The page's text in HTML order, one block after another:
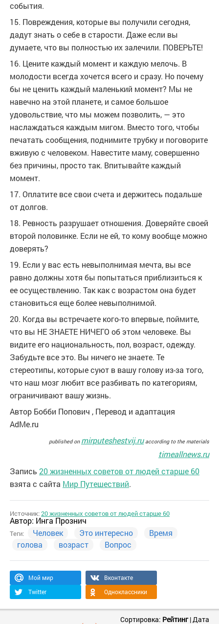
события.
15. Повреждения, которые вы получили сегодня,
дадут знать о себе в старости. Даже если вы
думаете, что вы полностью их залечили. ПОВЕРЬТЕ!
16. Цените каждый момент и каждую мелочь. В
молодости всегда хочется всего и сразу. Но почему
бы не ценить каждый маленький момент? Мы не
навечно на этой планете, и самое большое
удовольствие, что мы можем позволить, — это
наслаждаться каждым мигом. Вместо того, чтобы
печатать сообщения, поднимите трубку и поговорите
вживую с человеком. Навестите маму, совершенно
без причины, просто так. Впитывайте каждый
момент.
17. Оплатите все свои счета и держитесь подальше
от долгов.
18. Ревность разрушает отношения. Доверяйте своей
второй половинке. Если не ей, то кому вообще можно
доверять?
19. Если у вас есть невыполнимая мечта, вы все
равно должны хотя бы попытаться приблизиться к
ее осуществлению. Так как с возрастом она будет
становиться еще более невыполнимой.
20. Когда вы встречаете кого-то впервые, поймите,
что вы НЕ ЗНАЕТЕ НИЧЕГО об этом человеке. Вы
видите его национальность, пол, возраст, одежду.
Забудьте все это. Вы ничего не знаете. Те
стереотипы, которые суют в вашу голову из-за того,
что наш мозг любит все разбивать по категориям,
ограничивают вашу жизнь.
Автор Бобби Попович , Перевод и адаптация
AdMe.ru
published on mirputeshestvij.ruaccording to the materials
timeallnews.ru
Запись 20 жизненных советов от людей старше 60
взята с сайта Мир Путешествий.
Источник:20 жизненных советов от людей старше 60
Автор: Инга Прознич
Теги: Человек Это интересно
Время
голова
возраст Вопрос
Мой мир
Вконтакте
Twitter
Одноклассники
Сортировка: Рейтинг|Дата